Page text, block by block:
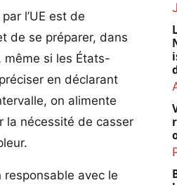
l’UE est de
de se préparer, dans
même si les États-
en déclarant
on alimente
la nécessité de casser
avec le